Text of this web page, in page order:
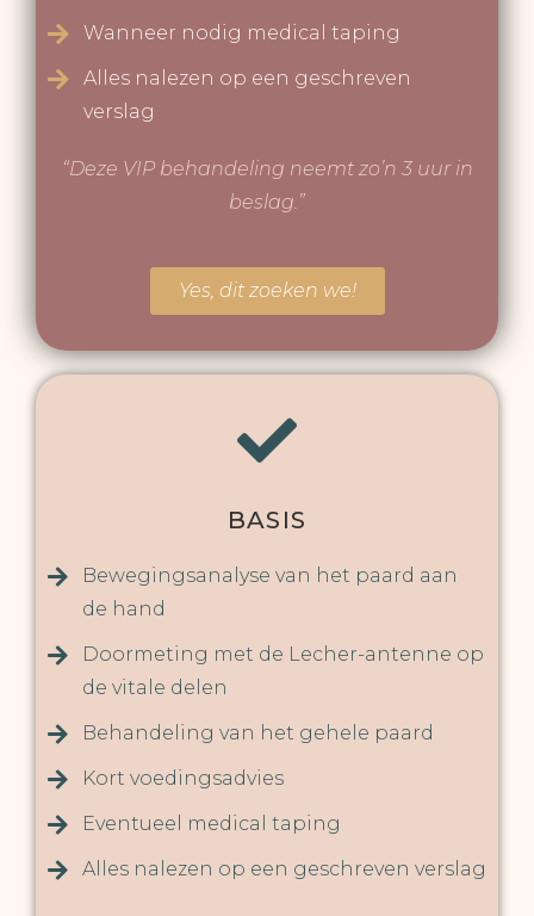
Wanneer nodig medical taping
Alles nalezen op een geschreven
verslag
“Deze VIP behandeling neemt zo’n 3 uur in
beslag.”
Yes, dit zoeken we!
BASIS
Bewegingsanalyse van het paard aan
de hand
Doormeting met de Lecher-antenne op
de vitale delen
Behandeling van het gehele paard
Kort voedingsadvies
Eventueel medical taping
Alles nalezen op een geschreven verslag